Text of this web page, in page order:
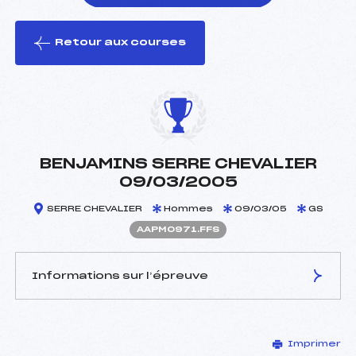
le ski
Retour aux courses
BENJAMINS SERRE CHEVALIER
09/03/2005
SERRE CHEVALIER Hommes 09/03/05 GS
AAPM0971.FFS
Informations sur l’épreuve
DAO LENA SYLVAIN (AP)
Imprimer